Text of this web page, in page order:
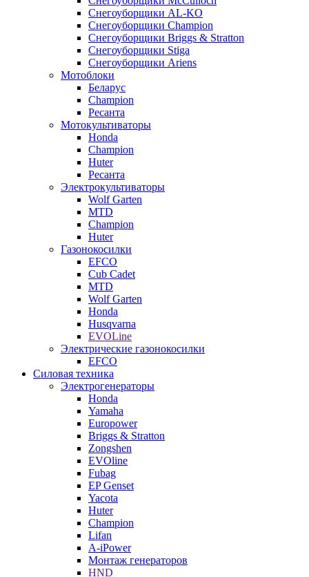
Снегоуборщики AL-KO
Снегоуборщики Champion
Снегоуборщики Briggs & Stratton
Снегоуборщики Stiga
Снегоуборщики Ariens
Мотоблоки
Беларус
Champion
Ресанта
Мотокультиваторы
Honda
Champion
Huter
Ресанта
Электрокультиваторы
Wolf Garten
MTD
Champion
Huter
Газонокосилки
EFCO
Cub Cadet
MTD
Wolf Garten
Honda
Husqvarna
EVOLine
Электрические газонокосилки
EFCO
Силовая техника
Электрогенераторы
Honda
Yamaha
Europower
Briggs & Stratton
Zongshen
EVOline
Fubag
EP Genset
Yacota
Huter
Champion
Lifan
A-iPower
Монтаж генераторов
HND